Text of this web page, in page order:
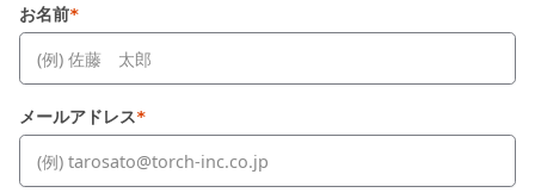
お名前*
メールアドレス*